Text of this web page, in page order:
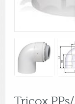
Tricox